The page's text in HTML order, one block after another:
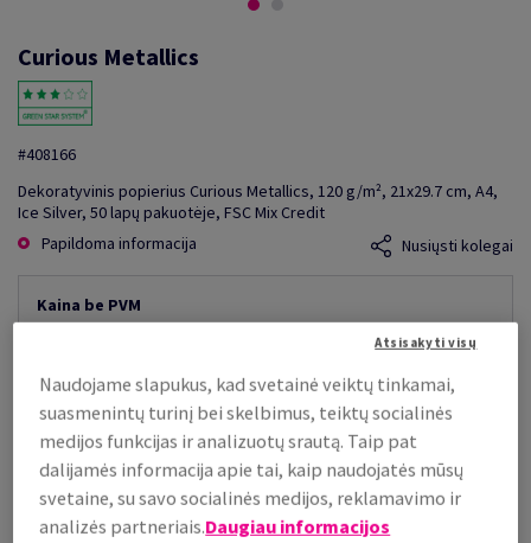
Curious Metallics
#408166
Dekoratyvinis popierius Curious Metallics, 120 g/m², 21x29.7 cm, A4,
Ice Silver, 50 lapų pakuotėje, FSC Mix Credit
Papildoma informacija
Nusiųsti kolegai
Kaina be PVM
15,26 € 15,01% nuolaida
už 1 pakelis
(374 g )
PALAIKOMA SANDĖLYJE
Kiekių palyginimas
pakelis
Naudojame slapukus, kad svetainė veiktų tinkamai,
suasmenintų turinį bei skelbimus, teiktų socialinės
medijos funkcijas ir analizuotų srautą. Taip pat
dalijamės informacija apie tai, kaip naudojatės mūsų
svetaine, su savo socialinės medijos, reklamavimo ir
analizės partneriais.Daugiau informacijos
Atsisakyti visų